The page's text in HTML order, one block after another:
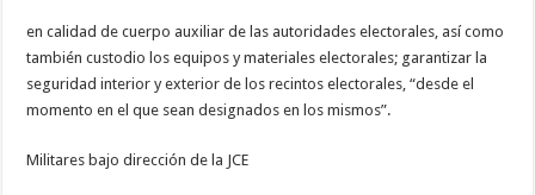
en calidad de cuerpo auxiliar de las autoridades electorales, así como
también custodio los equipos y materiales electorales; garantizar la
seguridad interior y exterior de los recintos electorales, “desde el
momento en el que sean designados en los mismos”.
Militares bajo dirección de la JCE